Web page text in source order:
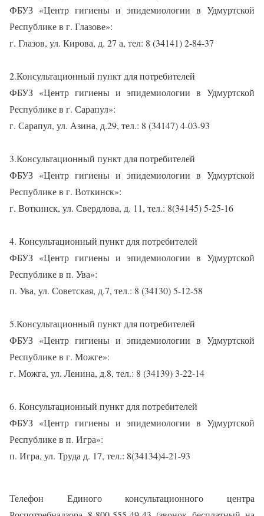
ФБУЗ «Центр гигиены и эпидемиологии в Удмуртской
Республике в г. Глазове»:
г. Глазов, ул. Кирова, д. 27 а, тел: 8 (34141) 2-84-37
2.Консультационный пункт для потребителей
ФБУЗ «Центр гигиены и эпидемиологии в Удмуртской
Республике в г. Сарапул»:
г. Сарапул, ул. Азина, д.29, тел.: 8 (34147) 4-03-93
3.Консультационный пункт для потребителей
ФБУЗ «Центр гигиены и эпидемиологии в Удмуртской
Республике в г. Воткинск»:
г. Воткинск, ул. Свердлова, д. 11, тел.: 8(34145) 5-25-16
4. Консультационный пункт для потребителей
ФБУЗ «Центр гигиены и эпидемиологии в Удмуртской
Республике в п. Ува»:
п. Ува, ул. Советская, д.7, тел.: 8 (34130) 5-12-58
5.Консультационный пункт для потребителей
ФБУЗ «Центр гигиены и эпидемиологии в Удмуртской
Республике в г. Можге»:
г. Можга, ул. Ленина, д.8, тел.: 8 (34139) 3-22-14
6. Консультационный пункт для потребителей
ФБУЗ «Центр гигиены и эпидемиологии в Удмуртской
Республике в п. Игра»:
п. Игра, ул. Труда д. 17, тел.: 8(34134)4-21-93
Телефон Единого консультационного центра